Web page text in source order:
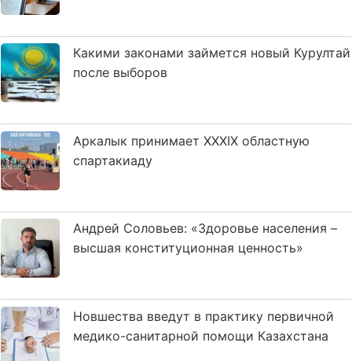
Какими законами займется новый Курултай
после выборов
Аркалык принимает XXXIX областную
спартакиаду
Андрей Соловьев: «Здоровье населения –
высшая конституционная ценность»
Новшества введут в практику первичной
медико-санитарной помощи Казахстана